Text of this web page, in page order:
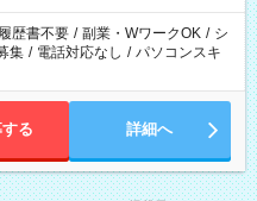
履歴書不要 / 副業・WワークOK / シ
集 / 電話対応なし / パソコンスキ
る 詳細へ